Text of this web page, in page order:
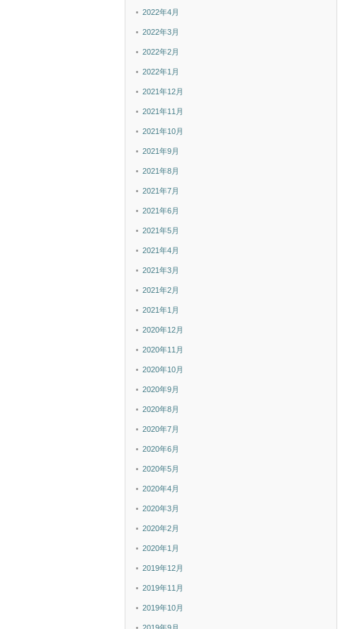
2022年4月
2022年3月
2022年2月
2022年1月
2021年12月
2021年11月
2021年10月
2021年9月
2021年8月
2021年7月
2021年6月
2021年5月
2021年4月
2021年3月
2021年2月
2021年1月
2020年12月
2020年11月
2020年10月
2020年9月
2020年8月
2020年7月
2020年6月
2020年5月
2020年4月
2020年3月
2020年2月
2020年1月
2019年12月
2019年11月
2019年10月